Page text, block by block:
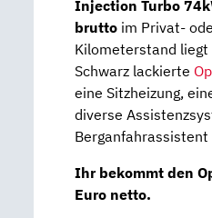
Injection Turbo
brutto im Privat-
Kilometerstand liegt
Schwarz lackierte
eine Sitzheizung,
diverse
Berganfahrassistent
Ihr bekommt den
Euro netto.